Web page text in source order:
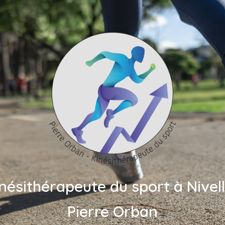
du sport à
Pierre Orban